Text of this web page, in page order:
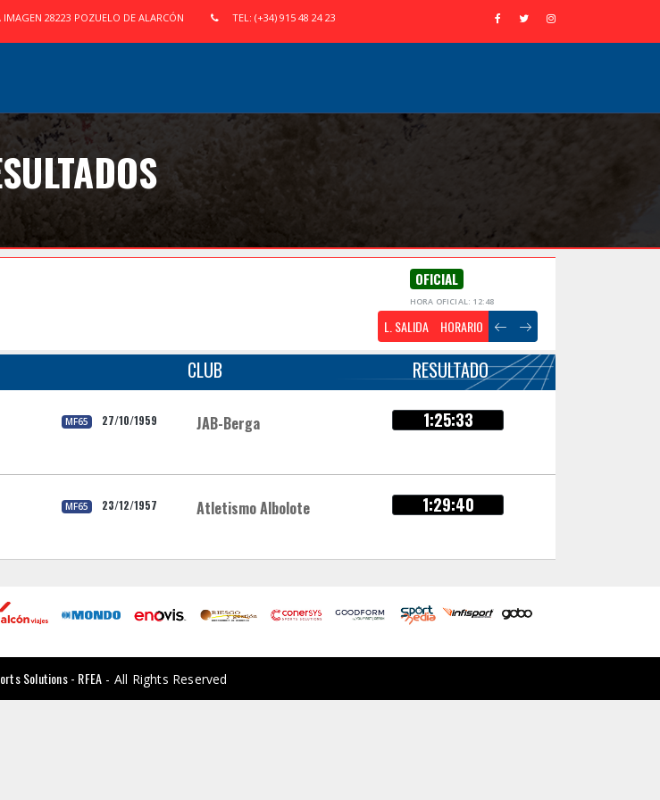
28223 POZUELO DE ALARCÓN TEL: (+34) 915 48 24 23
OFICIAL
HORA OFICIAL: 12:48
L. SALIDA HORARIO
CLUB RESULTADO
MF65 27/10/1959 JAB-Berga 1:25:33
MF65 23/12/1957 Atletismo Albolote 1:29:40
Solutions - RFEA - All Rights Reserved